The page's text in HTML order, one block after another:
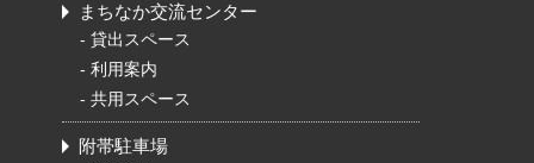
まちなか交流センター
- 貸出スペース
- 利用案内
- 共用スペース
附帯駐車場